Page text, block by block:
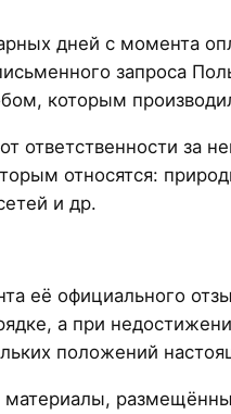
дней с момента
запроса
которым
ответственности за
относятся:
и др.
её официального
а при
положений
материалы,